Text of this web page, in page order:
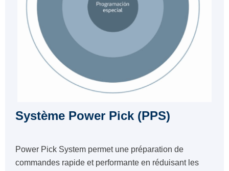
Système Power Pick (PPS)
Power Pick System permet une préparation de
commandes rapide et performante en réduisant les